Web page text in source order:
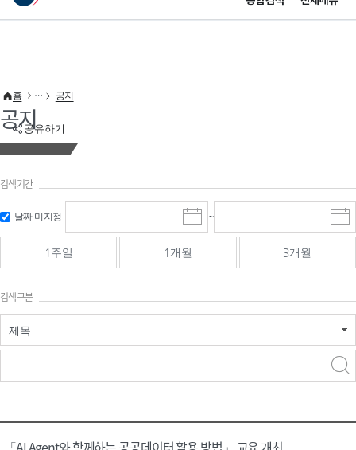
이 누리집은 대한민국 공식 전자정부 누리집입니다.
공유하기
홈 공지
공지
검색기간
날짜 미지정
시
작
일
선
~
종
료
선
1주일 1개월 3개월
검색구분
제목